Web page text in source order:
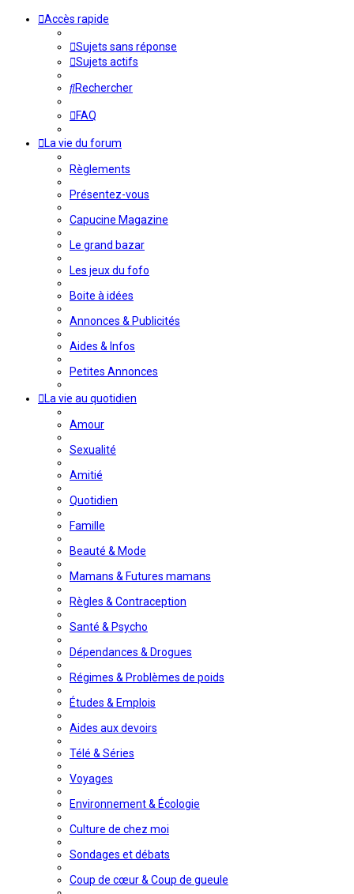
Accès rapide
Sujets sans réponse
Sujets actifs
Rechercher
FAQ
La vie du forum
Règlements
Présentez-vous
Capucine Magazine
Le grand bazar
Les jeux du fofo
Boite à idées
Annonces & Publicités
Aides & Infos
Petites Annonces
La vie au quotidien
Amour
Sexualité
Amitié
Quotidien
Famille
Beauté & Mode
Mamans & Futures mamans
Règles & Contraception
Santé & Psycho
Dépendances & Drogues
Régimes & Problèmes de poids
Études & Emplois
Aides aux devoirs
Télé & Séries
Voyages
Environnement & Écologie
Culture de chez moi
Sondages et débats
Coup de cœur & Coup de gueule